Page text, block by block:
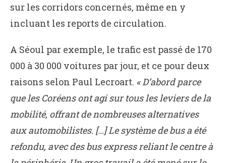
sur les corridors concernés, même en y
incluant les reports de circulation.
A Séoul par exemple, le trafic est passé de 170
000 à 30 000 voitures par jour, et ce pour deux
raisons selon Paul Lecroart. « D’abord parce
que les Coréens ont agi sur tous les leviers de la
mobilité, offrant de nombreuses alternatives
aux automobilistes. […] Le système de bus a été
refondu, avec des bus express reliant le centre à